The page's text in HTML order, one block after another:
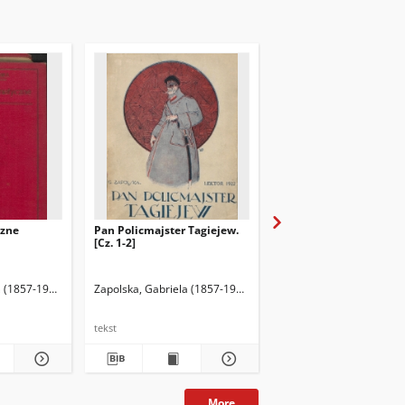
1921)
Pan Policmajster Tagiejew.
[Cz. 1-2]
Zapolska, Gabriela (1857-1921)
tekst